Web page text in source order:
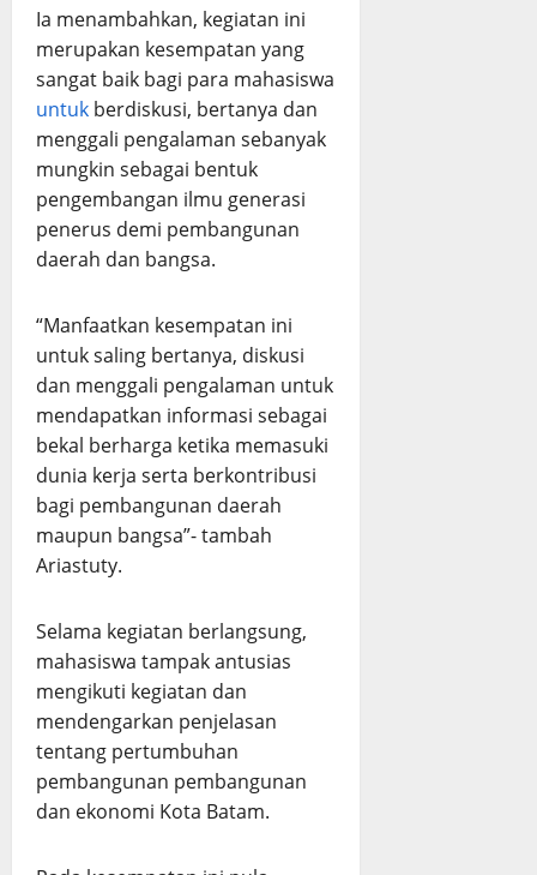
Ia menambahkan, kegiatan ini
merupakan kesempatan yang
sangat baik bagi para mahasiswa
untuk berdiskusi, bertanya dan
menggali pengalaman sebanyak
mungkin sebagai bentuk
pengembangan ilmu generasi
penerus demi pembangunan
daerah dan bangsa.
“Manfaatkan kesempatan ini
untuk saling bertanya, diskusi
dan menggali pengalaman untuk
mendapatkan informasi sebagai
bekal berharga ketika memasuki
dunia kerja serta berkontribusi
bagi pembangunan daerah
maupun bangsa”- tambah
Ariastuty.
Selama kegiatan berlangsung,
mahasiswa tampak antusias
mengikuti kegiatan dan
mendengarkan penjelasan
tentang pertumbuhan
pembangunan pembangunan
dan ekonomi Kota Batam.